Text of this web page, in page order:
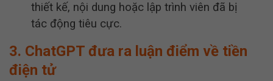
thiết kế, nội dung hoặc lập trình viên đã bị
tác động tiêu cực.
3. ChatGPT đưa ra luận điểm về tiền
điện tử